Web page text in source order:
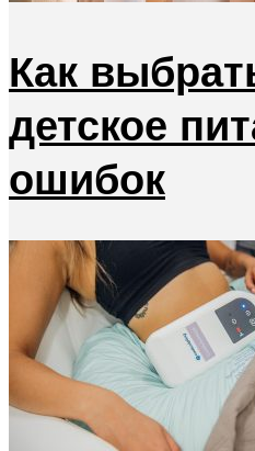
Как
детское
ошибок